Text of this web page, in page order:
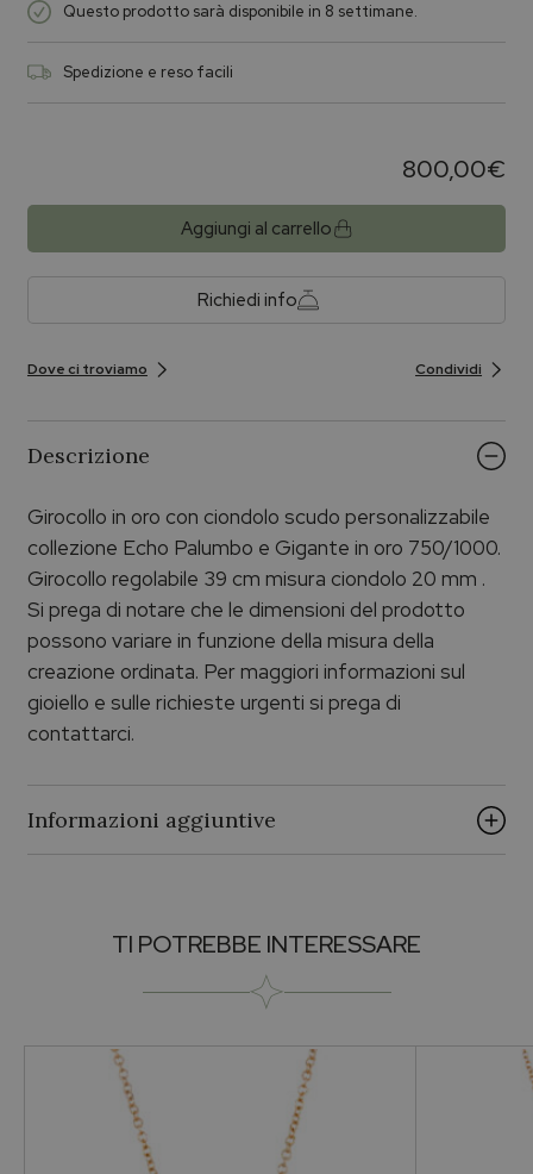
Questo prodotto sarà disponibile in 8 settimane.
Spedizione e reso facili
800,00€
Aggiungi al carrello
Richiedi info
Dove ci troviamo Condividi
Descrizione
Girocollo in oro con ciondolo scudo personalizzabile
collezione Echo Palumbo e Gigante in oro 750/1000.
Girocollo regolabile 39 cm misura ciondolo 20 mm .
Si prega di notare che le dimensioni del prodotto
possono variare in funzione della misura della
creazione ordinata. Per maggiori informazioni sul
gioiello e sulle richieste urgenti si prega di
contattarci.
Informazioni aggiuntive
ECHO PALUMBO & GIGANTE
TI POTREBBE INTERESSARE